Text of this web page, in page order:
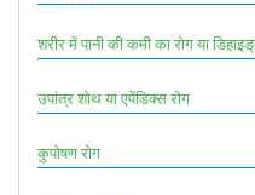
शरीर में पानी की कमी का रोग या
उपांत्र शोथ या एपेंडिक्स रोग
कुपोषण रोग